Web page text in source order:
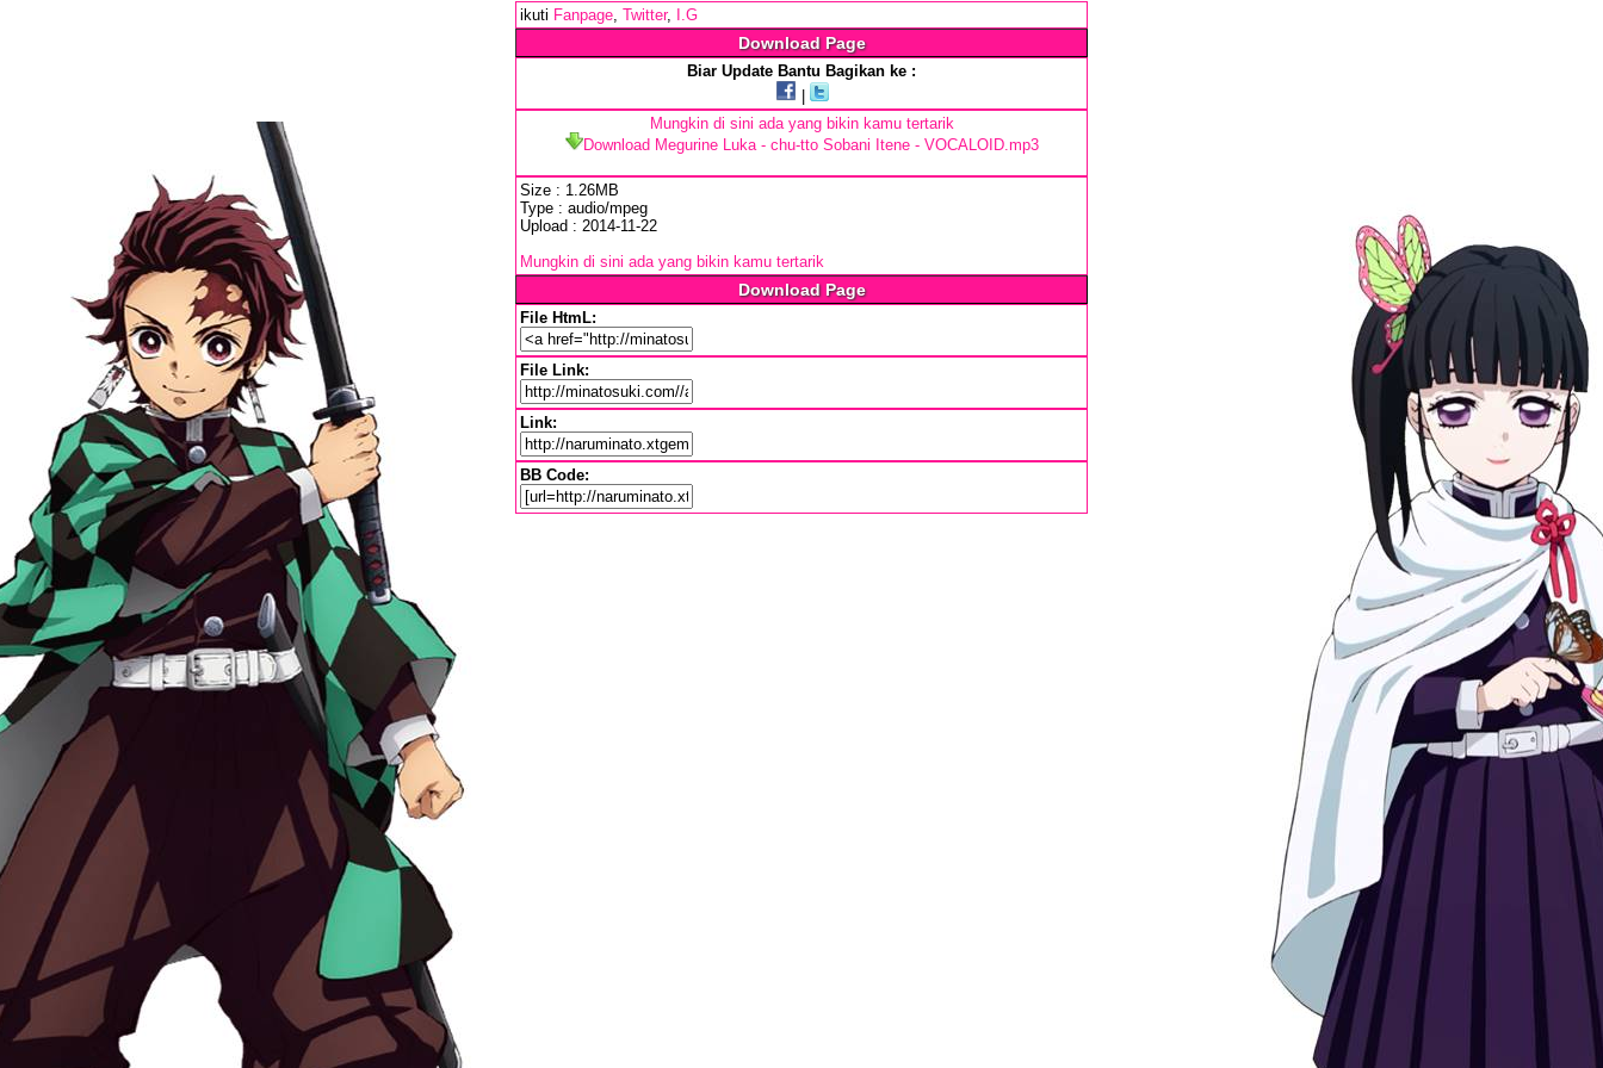
ikuti Fanpage, Twitter, I.G
Download Page
Biar Update Bantu Bagikan ke :
Mungkin di sini ada yang bikin kamu tertarik
Download Megurine Luka - chu-tto Sobani Itene - VOCALOID.mp3
Size : 1.26MB
Type : audio/mpeg
Upload : 2014-11-22
Mungkin di sini ada yang bikin kamu tertarik
Download Page
File HtmL:
File Link:
Link:
BB Code: